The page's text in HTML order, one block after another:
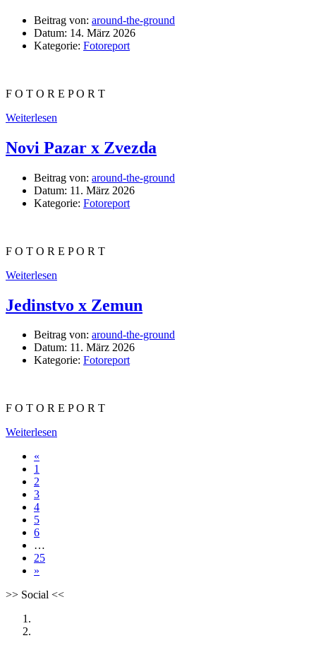
Beitrag von: around-the-ground
Datum: 14. März 2026
Kategorie: Fotoreport
F O T O R E P O R T
Weiterlesen
Novi Pazar x Zvezda
Beitrag von: around-the-ground
Datum: 11. März 2026
Kategorie: Fotoreport
F O T O R E P O R T
Weiterlesen
Jedinstvo x Zemun
Beitrag von: around-the-ground
Datum: 11. März 2026
Kategorie: Fotoreport
F O T O R E P O R T
Weiterlesen
«
1
2
3
4
5
6
…
25
»
>> Social <<